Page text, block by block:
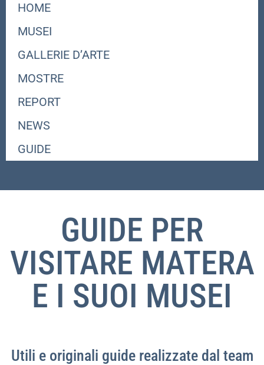
HOME
MUSEI
GALLERIE D’ARTE
MOSTRE
REPORT
NEWS
GUIDE
GUIDE PER
VISITARE MATERA
E I SUOI MUSEI
Utili e originali guide realizzate dal team